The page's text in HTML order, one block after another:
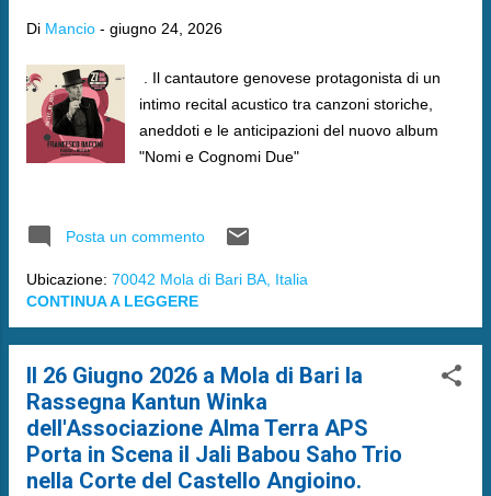
Di Mancio - giugno 24, 2026
. Il cantautore genovese protagonista di un
intimo recital acustico tra canzoni storiche,
aneddoti e le anticipazioni del nuovo album
"Nomi e Cognomi Due"
Posta un commento
Ubicazione: 70042 Mola di Bari BA, Italia
CONTINUA A LEGGERE
Il 26 Giugno 2026 a Mola di Bari la
Rassegna Kantun Winka
dell'Associazione Alma Terra APS
Porta in Scena il Jali Babou Saho Trio
nella Corte del Castello Angioino.